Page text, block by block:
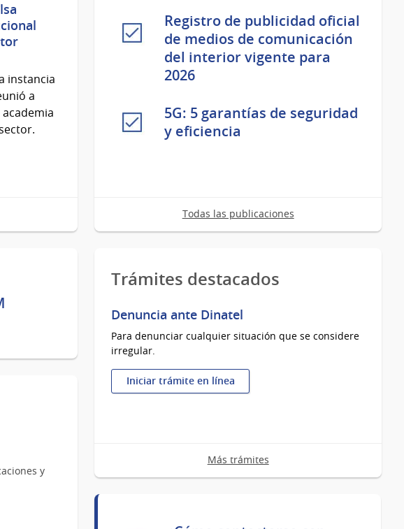
instancia
a
Registro de publicidad oficial
de medios de comunicación
del interior vigente para
2026
5G: 5 garantías de seguridad
y eficiencia
Todas las publicaciones
y
Trámites destacados
Denuncia ante Dinatel
Para denunciar cualquier situación que se considere
irregular.
Iniciar trámite en línea
:
Más trámites